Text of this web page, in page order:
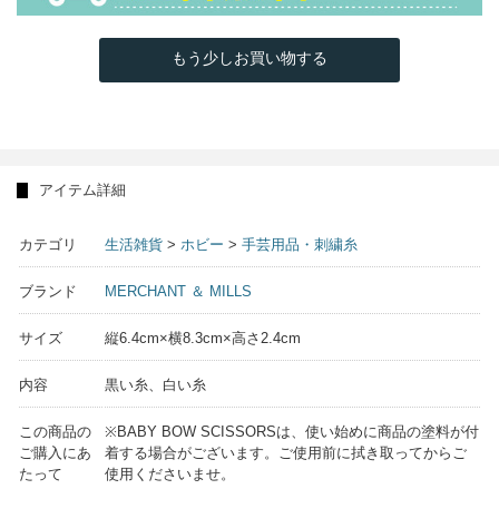
もう少しお買い物する
アイテム詳細
カテゴリ 生活雑貨 > ホビー > 手芸用品・刺繍糸
ブランド MERCHANT ＆ MILLS
サイズ 縦6.4cm×横8.3cm×高さ2.4cm
内容 黒い糸、白い糸
この商品の
ご購入にあ
たって
※BABY BOW SCISSORSは、使い始めに商品の塗料が付
着する場合がございます。ご使用前に拭き取ってからご
使用くださいませ。